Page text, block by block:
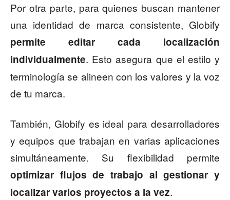
Por otra parte, para quienes buscan mantener
una identidad de marca consistente, Globify
permite editar cada localización
individualmente. Esto asegura que el estilo y
terminología se alineen con los valores y la voz
de tu marca.
También, Globify es ideal para desarrolladores
y equipos que trabajan en varias aplicaciones
simultáneamente. Su flexibilidad permite
optimizar flujos de trabajo al gestionar y
localizar varios proyectos a la vez.